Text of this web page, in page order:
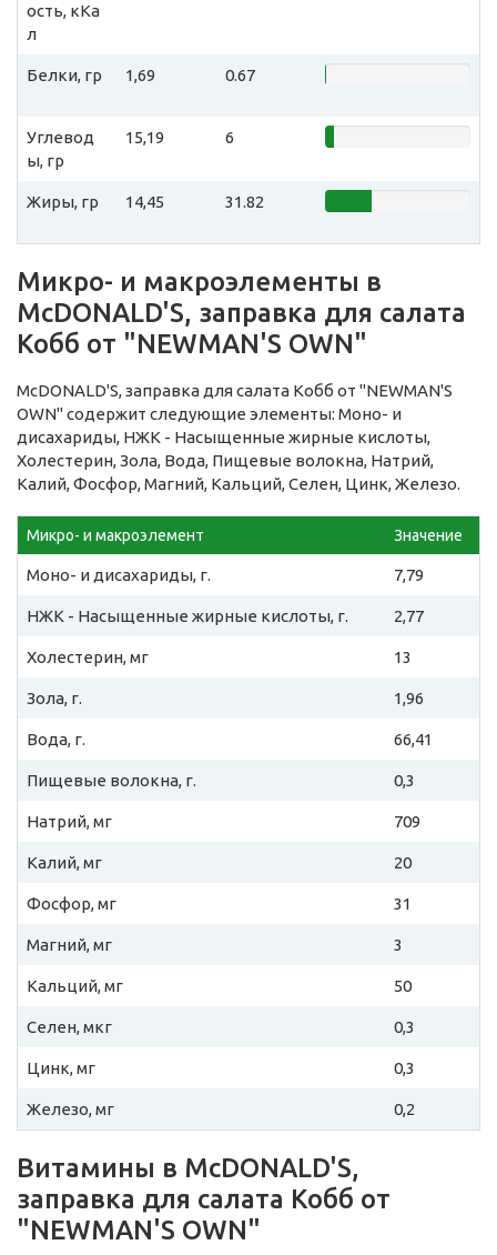
ость, кКа
л
Белки, гр 1,69 0.67
Углевод
ы, гр
15,19 6
Жиры, гр 14,45 31.82
Микро- и макроэлементы в
McDONALD'S, заправка для салата
Кобб от "NEWMAN'S OWN"
McDONALD'S, заправка для салата Кобб от "NEWMAN'S
OWN" содержит следующие элементы: Моно- и
дисахариды, НЖК - Насыщенные жирные кислоты,
Холестерин, Зола, Вода, Пищевые волокна, Натрий,
Калий, Фосфор, Магний, Кальций, Селен, Цинк, Железо.
Микро- и макроэлемент Значение
Моно- и дисахариды, г. 7,79
НЖК - Насыщенные жирные кислоты, г. 2,77
Холестерин, мг 13
Зола, г. 1,96
Вода, г. 66,41
Пищевые волокна, г. 0,3
Натрий, мг 709
Калий, мг 20
Фосфор, мг 31
Магний, мг 3
Кальций, мг 50
Селен, мкг 0,3
Цинк, мг 0,3
Железо, мг 0,2
Витамины в McDONALD'S,
заправка для салата Кобб от
"NEWMAN'S OWN"